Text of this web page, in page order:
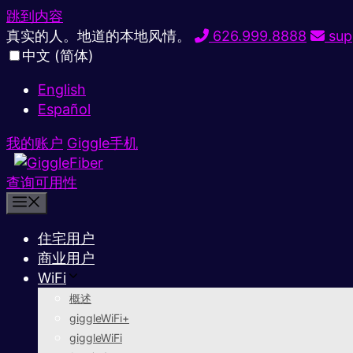
跳到内容
真实的人。地道的本地风情。
626.999.8888
中文 (简体)
English
Español
我的账户 Giggle手机
查询可用性
住宅用户
商业用户
WiFi
概述
giggleWiFi+
giggleWiFi